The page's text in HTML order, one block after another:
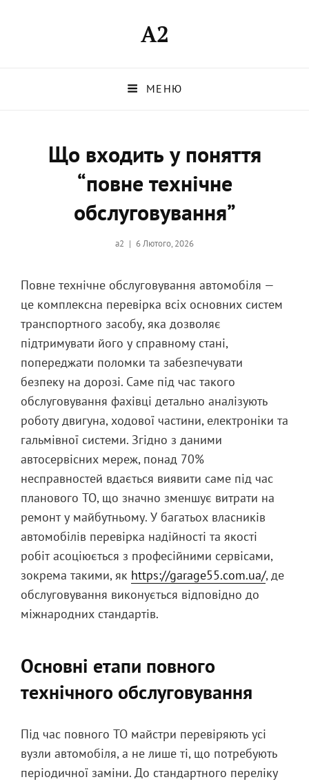
A2
МЕНЮ
Що входить у поняття
“повне технічне
обслуговування”
a2
Опубликовано
6 Лютого, 2026
Повне технічне обслуговування автомобіля —
це комплексна перевірка всіх основних систем
транспортного засобу, яка дозволяє
підтримувати його у справному стані,
попереджати поломки та забезпечувати
безпеку на дорозі. Саме під час такого
обслуговування фахівці детально аналізують
роботу двигуна, ходової частини, електроніки та
гальмівної системи. Згідно з даними
автосервісних мереж, понад 70%
несправностей вдається виявити саме під час
планового ТО, що значно зменшує витрати на
ремонт у майбутньому. У багатьох власників
автомобілів перевірка надійності та якості
робіт асоціюється з професійними сервісами,
зокрема такими, як https://garage55.com.ua/, де
обслуговування виконується відповідно до
міжнародних стандартів.
Основні етапи повного
технічного обслуговування
Під час повного ТО майстри перевіряють усі
вузли автомобіля, а не лише ті, що потребують
періодичної заміни. До стандартного переліку